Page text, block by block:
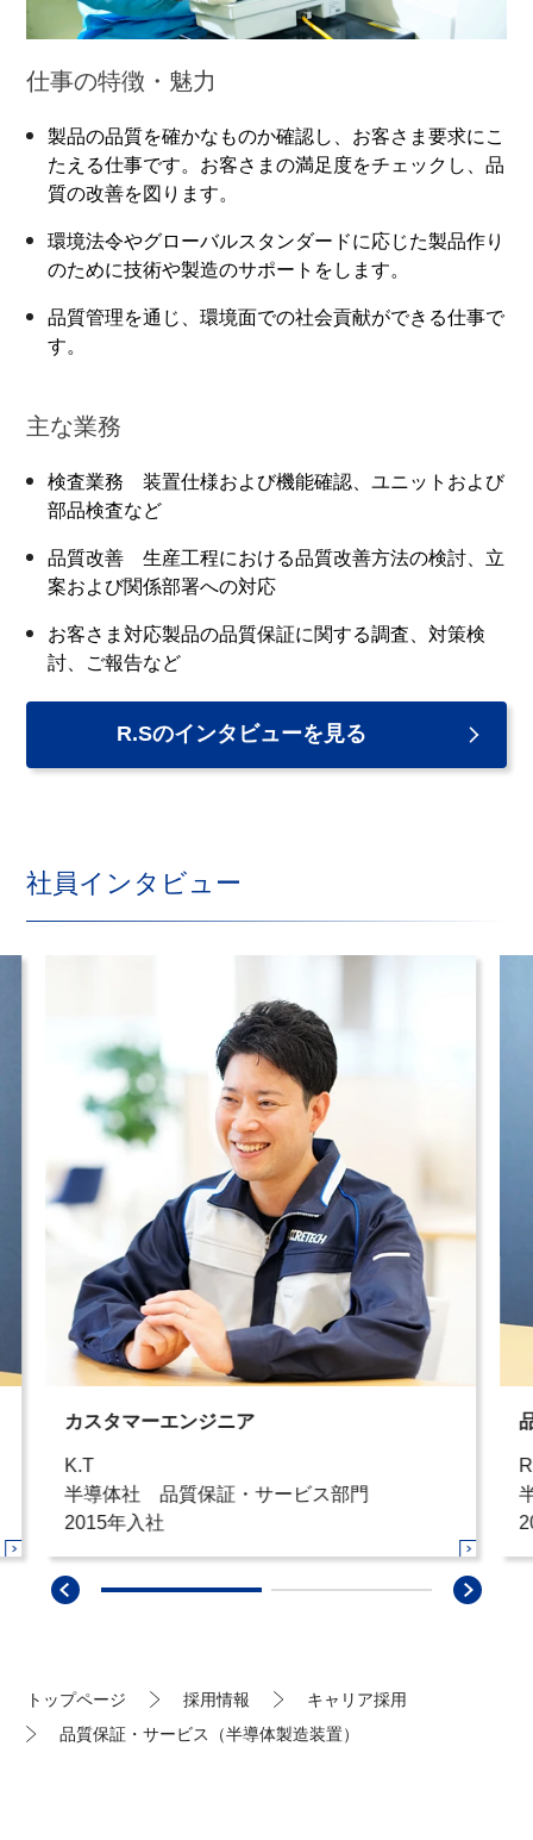
仕事の特徴・魅力
製品の品質を確かなものか確認し、お客さま要求にこ
たえる仕事です。お客さまの満足度をチェックし、品
質の改善を図ります。
環境法令やグローバルスタンダードに応じた製品作り
のために技術や製造のサポートをします。
品質管理を通じ、環境面での社会貢献ができる仕事で
す。
主な業務
検査業務 装置仕様および機能確認、ユニットおよび
部品検査など
品質改善 生産工程における品質改善方法の検討、立
案および関係部署への対応
お客さま対応製品の品質保証に関する調査、対策検
討、ご報告など
R.Sのインタビューを見る
社員インタビュー
カスタマーエンジニア
K.T
半導体社 品質保証・サービス部門
2015年入社
トップページ 採用情報
キャリア採用
品質保証・サービス（半導体製造装置）